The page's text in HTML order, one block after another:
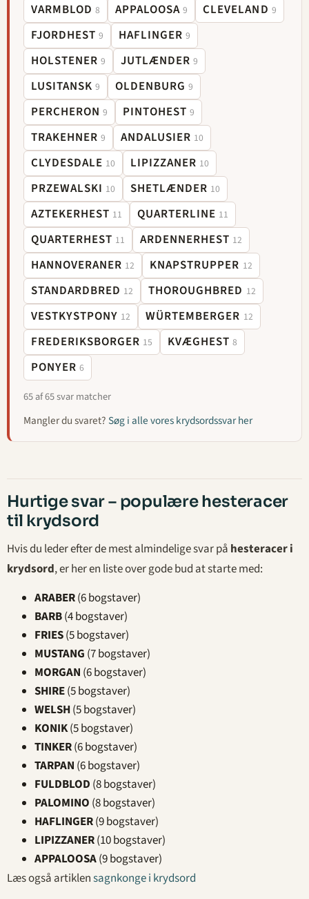
VARMBLOD 8 APPALOOSA 9 CLEVELAND 9
FJORDHEST 9 HAFLINGER 9
HOLSTENER 9 JUTLÆNDER 9
LUSITANSK 9 OLDENBURG 9
PERCHERON 9 PINTOHEST 9
TRAKEHNER 9 ANDALUSIER 10
CLYDESDALE 10 LIPIZZANER 10
PRZEWALSKI 10 SHETLÆNDER 10
AZTEKERHEST 11 QUARTERLINE 11
QUARTERHEST 11 ARDENNERHEST 12
HANNOVERANER 12 KNAPSTRUPPER 12
STANDARDBRED 12 THOROUGHBRED 12
VESTKYSTPONY 12 WÜRTEMBERGER 12
FREDERIKSBORGER 15 KVÆGHEST 8
PONYER 6
65 af 65 svar matcher
Mangler du svaret?Søg i alle vores krydsordssvar her
Hurtige svar – populære hesteracer
til krydsord
Hvis du leder efter de mest almindelige svar på hesteracer i
krydsord, er her en liste over gode bud at starte med:
ARABER(6 bogstaver)
BARB(4 bogstaver)
FRIES(5 bogstaver)
MUSTANG (7 bogstaver)
MORGAN (6 bogstaver)
SHIRE(5 bogstaver)
WELSH(5 bogstaver)
KONIK(5 bogstaver)
TINKER(6 bogstaver)
TARPAN (6 bogstaver)
FULDBLOD (8 bogstaver)
PALOMINO (8 bogstaver)
HAFLINGER(9 bogstaver)
LIPIZZANER(10 bogstaver)
APPALOOSA(9 bogstaver)
Læs også artiklensagnkonge i krydsord